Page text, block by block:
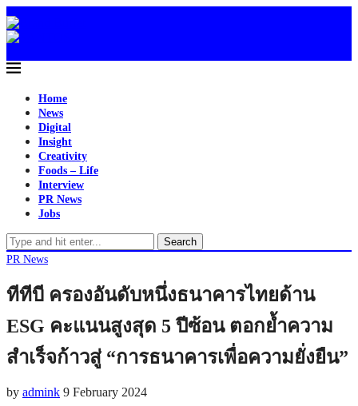
Home
News
Digital
Insight
Creativity
Foods – Life
Interview
PR News
Jobs
Search
PR News
ทีทีบี ครองอันดับหนึ่งธนาคารไทยด้าน
ESG คะแนนสูงสุด 5 ปีซ้อน ตอกย้ำความ
สำเร็จก้าวสู่ “การธนาคารเพื่อความยั่งยืน”
by admink 9 February 2024